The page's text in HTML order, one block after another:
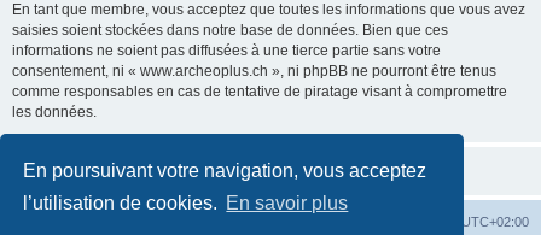
En poursuivant votre navigation, vous acceptez
l’utilisation de cookies. En savoir plus
En tant que membre, vous acceptez que toutes les informations que vous avez
saisies soient stockées dans notre base de données. Bien que ces
informations ne soient pas diffusées à une tierce partie sans votre
consentement, ni « www.archeoplus.ch », ni phpBB ne pourront être tenus
comme responsables en cas de tentative de piratage visant à compromettre
les données.
UTC+02:00